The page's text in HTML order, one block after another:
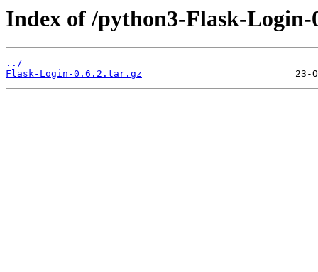
Index of /python3-Flask-Login-
../
Flask-Login-0.6.2.tar.gz